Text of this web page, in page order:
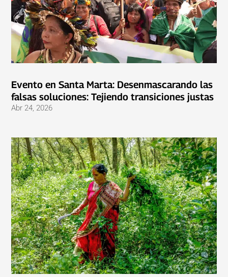
Evento en Santa Marta: Desenmascarando las
falsas soluciones: Tejiendo transiciones justas
Abr 24, 2026